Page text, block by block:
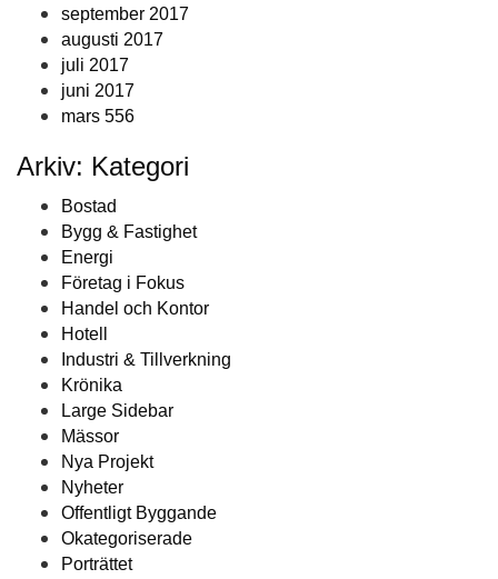
september 2017
augusti 2017
juli 2017
juni 2017
mars 556
Arkiv: Kategori
Bostad
Bygg & Fastighet
Energi
Företag i Fokus
Handel och Kontor
Hotell
Industri & Tillverkning
Krönika
Large Sidebar
Mässor
Nya Projekt
Nyheter
Offentligt Byggande
Okategoriserade
Porträttet